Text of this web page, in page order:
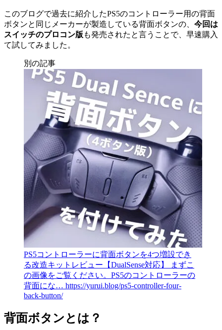
このブログで過去に紹介したPS5のコントローラー用の背面
ボタンと同じメーカーが製造している背面ボタンの、 今回は
スイッチのプロコン版 も発売されたと言うことで、早速購入
て試してみました。
別の記事
PS5コントローラーに背面ボタンを4つ増設でき
る改造キットレビュー【DualSense対応】
まずこ
の画像をご覧ください。PS5のコントローラーの
背面にな… https://yurui.blog/ps5-controller-four-
back-button/
背面ボタンとは？